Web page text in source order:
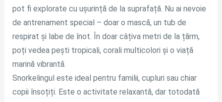
pot fi explorate cu ușurință de la suprafață. Nu ai nevoie
de antrenament special – doar o mască, un tub de
respirat și labe de înot. În doar câțiva metri de la țărm,
poți vedea pești tropicali, corali multicolori și o viață
marină vibrantă.
Snorkelingul este ideal pentru familii, cupluri sau chiar
copii însoțiți. Este o activitate relaxantă, dar totodată